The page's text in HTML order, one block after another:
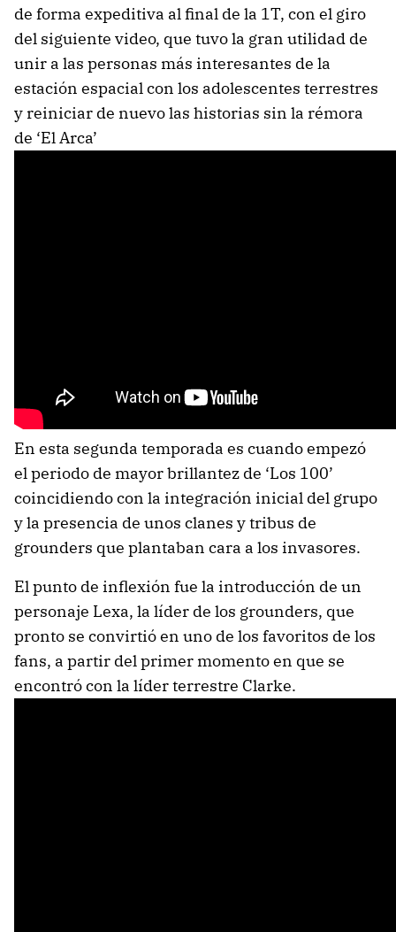
de forma expeditiva al final de la 1T, con el giro
del siguiente video, que tuvo la gran utilidad de
unir a las personas más interesantes de la
estación espacial con los adolescentes terrestres
y reiniciar de nuevo las historias sin la rémora
de ‘El Arca’
En esta segunda temporada es cuando empezó
el periodo de mayor brillantez de ‘Los 100’
coincidiendo con la integración inicial del grupo
y la presencia de unos clanes y tribus de
grounders que plantaban cara a los invasores.
El punto de inflexión fue la introducción de un
personaje Lexa, la líder de los grounders, que
pronto se convirtió en uno de los favoritos de los
fans, a partir del primer momento en que se
encontró con la líder terrestre Clarke.